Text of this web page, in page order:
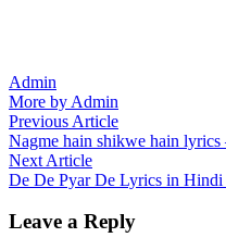
Admin
More by Admin
Post
navigation
Previous ArticlePrevious
article:
Nagme hain shikwe hain lyrics
Next ArticleNext
article:
De De Pyar De Lyrics in Hindi
Leave a Reply